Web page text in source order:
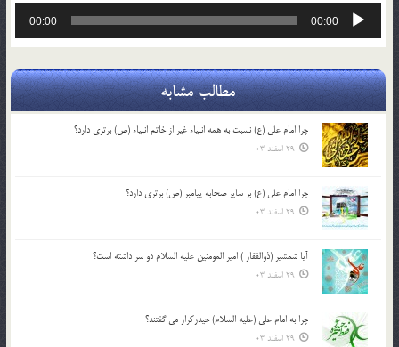
پخش‌کننده
00:00
00:00
مطالب مشابه
چرا امام علی (ع) نسبت به همه انبیاء غیر از خاتم انبیاء (ص) برتری دارد؟
29 اسفند 03
چرا امام علی (ع) بر سایر صحابه پیامبر (ص) برتری دارد؟
29 اسفند 03
آیا شمشیر (ذوالفقار ) امیر المومنین علیه السلام دو سر داشته است؟
29 اسفند 03
چرا به امام علی (علیه السلام) حیدرکرار می گفتند؟
29 اسفند 03